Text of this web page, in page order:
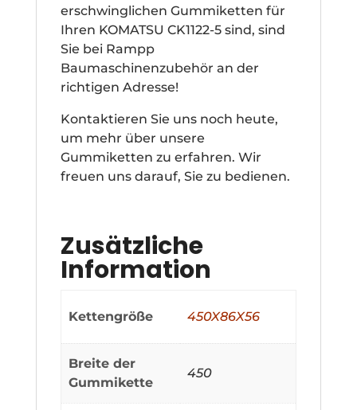
erschwinglichen Gummiketten für
Ihren KOMATSU CK1122-5 sind, sind
Sie bei Rampp
Baumaschinenzubehör an der
richtigen Adresse!
Kontaktieren Sie uns noch heute,
um mehr über unsere
Gummiketten zu erfahren. Wir
freuen uns darauf, Sie zu bedienen.
Zusätzliche
Information
Kettengröße 450X86X56
Breite der
Gummikette
450